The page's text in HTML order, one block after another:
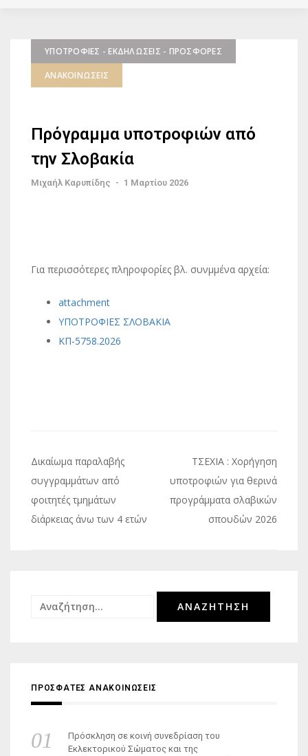
ΥΠΟΤΡΟΦΊΕΣ - ΕΚΔΗΛΏΣΕΙΣ - ΠΡΟΣΦΟΡΈΣ
ΑΝΑΚΟΙΝΏΣΕΙΣ
Πρόγραμμα υποτροφιών από
την Σλοβακία
Μιχαήλ Καρυπίδης - 1 Μαρτίου 2026
Για περισσότερες πληροφορίες βλ. συνμμένα αρχεία:
attachment
ΥΠΟΤΡΟΦΙΕΣ ΣΛΟΒΑΚΙΑ
ΚΠ-5758.2026
Πλοήγηση
άρθρων
Δικαίωμα παραλαβής
συγγραμμάτων από
φοιτητές τμημάτων
διάρκειας άνω των 4 ετών
ΤΣΕΧΙΑ : Χορήγηση
υποτροφιών για θερινά
προγράμματα σλαβικών
σπουδών 2026
Αναζήτηση
ΠΡΟΣΦΑΤΕΣ ΑΝΑΚΟΙΝΩΣΕΙΣ
Πρόσκληση σε κοινή συνεδρίαση του
Εκλεκτορικού Σώματος και της